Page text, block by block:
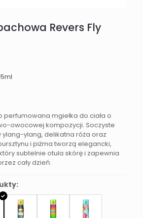
Revers Fly
perfumowana mgiełka do ciała o
owocowej kompozycji. Soczyste
ylang, delikatna róża oraz
i piżma tworzą elegancki,
subtelnie otula skórę i zapewnia
cały dzień.